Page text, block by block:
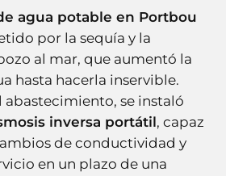
agua potable en Portbou
por la sequía y la
al mar, que aumentó la
hasta hacerla inservible.
abastecimiento, se instaló
inversa portátil, capaz
de conductividad y
en un plazo de una